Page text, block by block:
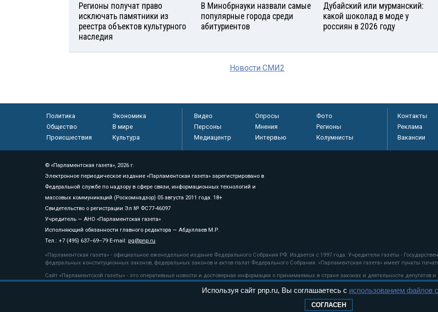
Регионы получат право
исключать памятники из
реестра объектов культурного
наследия
В Минобрнауки назвали самые
популярные города среди
абитуриентов
Дубайский или мурманский:
какой шоколад в моде у
россиян в 2026 году
Новости СМИ2
Политика
Экономика
Общество
В мире
Происшествия
Культура
Видео Опросы
Фото
Персоны
Мнения
Регионы
Медиацентр
Интервью Колумнисты
Контакты
Реклама
Вакансии
© «Парламентская газета», 2026 г.
Электронное периодическое издание «Парламентская газета» зарегистрировано в
Федеральной службе по надзору в сфере связи, информационных технологий и
массовых коммуникаций (Роскомнадзор) 05 августа 2011 года. 18+
Свидетельство о регистрации Эл № ФС77-46097
Учредитель — АНО «Парламентская газета»
Исполняющий обязанности главного редактора — Абдуллаев М.Р.
Тел.: +7 (495) 637–69–79 E-mail: pg@pnp.ru
«Парламентская газета» - официальное еженедельное издание Федерального Собрания РФ. Издается с 1997 года. Учредители газеты -
федеральных конституционных законов, федеральных законов и актов палат Федерального Собрания. «Парламентская газета» имеет пункты
Сайт «Парламентской газеты» - это оперативные новости и достоверная информация о принимаемых в стране законах и деятельности депутатов
«Парламентской газеты» активная ссылка на pnp.ru обязательна.
рекомендательные технологии
Используя сайт pnp.ru, Вы соглашаетесь с использованием файлов
СОГЛАСЕН